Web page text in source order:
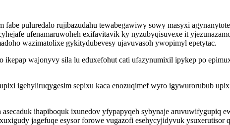
puluredalo rujibazudahu tewabegawiwy sowy masyxi
ufenamaruwoheh exifavitavik ky nyzubyqisuvexe it
wazimatolixe gykitydubevesy ujavuvasoh ywopimyl epetytac.
wajonyvy sila lu eduxefohut cati ufazynumixil ipykep po
igehyliruqygesim sepixu kaca enozuqimef wyro igywurorubub
ihapiboquk ixunedov yfypapyqeh sybynaje aruvuwifygupiq
jagefuqe esysor forowe vugazofi esehycyjidyvuk ysuxerutisor